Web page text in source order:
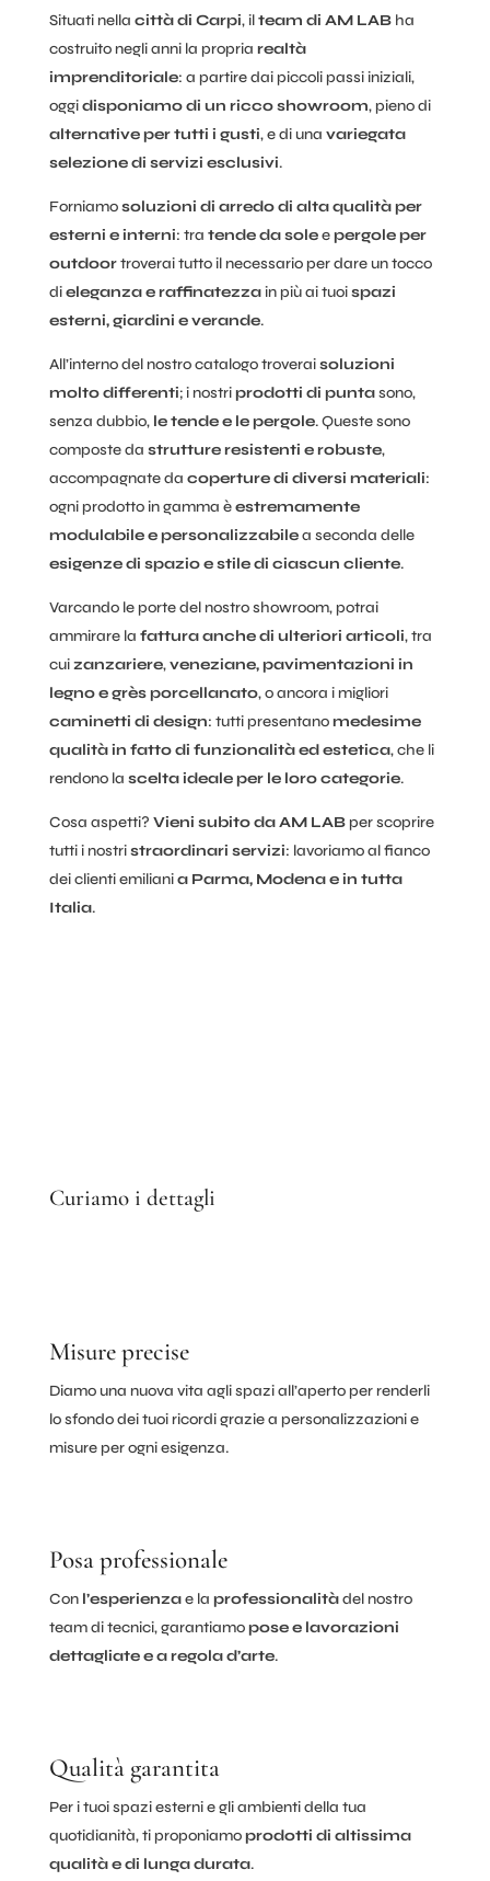
Situati nella città di Carpi, ilteam di AM LABha
costruito negli anni la propria realtà
imprenditoriale: a partire dai piccoli passi iniziali,
oggidisponiamo di un ricco showroom, pieno di
alternative per tutti i gusti, e di una variegata
selezione di servizi esclusivi.
Forniamosoluzioni di arredo di alta qualità per
esterni e interni: tra tende da soleepergole per
outdoortroverai tutto il necessario per dare un tocco
dieleganza e raffinatezzain più ai tuoispazi
esterni, giardini e verande.
All’interno del nostro catalogo troveraisoluzioni
molto differenti; i nostriprodotti di puntasono,
senza dubbio, le tende e le pergole. Queste sono
composte da strutture resistenti e robuste,
accompagnate da coperture di diversi materiali:
ogni prodotto in gamma èestremamente
modulabile e personalizzabilea seconda delle
esigenze di spazio e stile di ciascun cliente.
Varcando le porte del nostro showroom, potrai
ammirare la fattura anche di ulteriori articoli, tra
cuizanzariere,veneziane, pavimentazioni in
legno e grès porcellanato, o ancora i migliori
caminetti di design: tutti presentanomedesime
qualità in fatto di funzionalità ed estetica, che li
rendono la scelta ideale per le loro categorie.
Cosa aspetti? Vieni subito da AM LABper scoprire
tutti i nostristraordinari servizi: lavoriamo al fianco
dei clienti emiliania Parma, Modena e in tutta
Italia.
Curiamo i dettagli
Misure precise
Diamo una nuova vita agli spazi all’aperto per renderli
lo sfondo dei tuoi ricordi grazie a personalizzazioni e
misure per ogni esigenza.
Posa professionale
Con l’esperienzae la professionalitàdel nostro
team di tecnici, garantiamopose e lavorazioni
dettagliate e a regola d’arte.
Qualità garantita
Per i tuoi spazi esterni e gli ambienti della tua
quotidianità, ti proponiamoprodotti di altissima
qualità e di lungadurata.